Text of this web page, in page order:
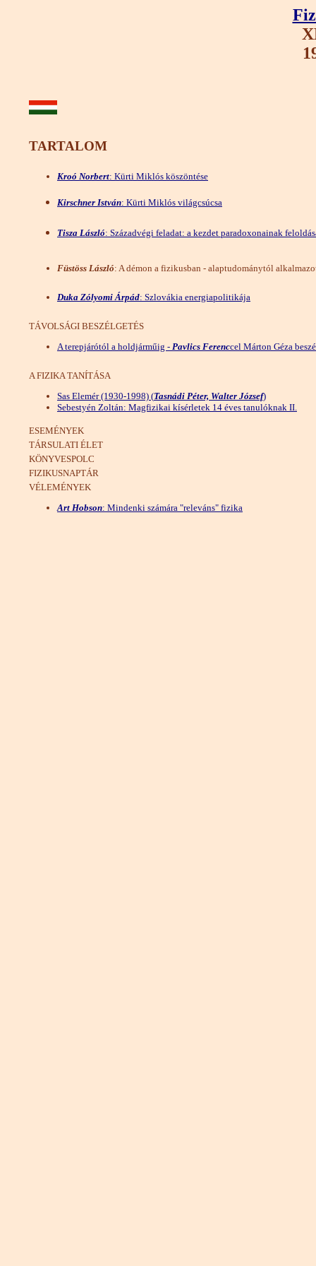
TARTALOM
Kroó Norbert: Kürti Miklós köszöntése
Kirschner István: Kürti Miklós világcsúcsa
Tisza László: Századvégi feladat: a kezdet paradoxonainak
Füstöss László: A démon a fizikusban - alaptudománytól
Duka Zólyomi Árpád: Szlovákia energiapolitikája
TÁVOLSÁGI BESZÉLGETÉS
A terepjárótól a holdjárműig - Pavlics Ferenccel Márton Géza
A FIZIKA TANÍTÁSA
Sas Elemér (1930-1998) (Tasnádi Péter, Walter József)
Sebestyén Zoltán: Magfizikai kísérletek 14 éves tanulóknak II.
ESEMÉNYEK
TÁRSULATI ÉLET
KÖNYVESPOLC
FIZIKUSNAPTÁR
VÉLEMÉNYEK
Art Hobson: Mindenki számára "releváns" fizika